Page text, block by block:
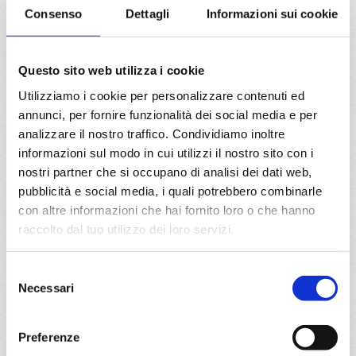
Consenso Dettagli Informazioni sui cookie
Questo sito web utilizza i cookie
Utilizziamo i cookie per personalizzare contenuti ed
annunci, per fornire funzionalità dei social media e per
analizzare il nostro traffico. Condividiamo inoltre
informazioni sul modo in cui utilizzi il nostro sito con i
nostri partner che si occupano di analisi dei dati web,
pubblicità e social media, i quali potrebbero combinarle
con altre informazioni che hai fornito loro o che hanno
raccolto dal tuo utilizzo dei loro servizi.
delNecessari
Preferenze
Caraibi 8 giorni
05/07/2027
€ 583
19/07/2027
€ 633
a partire da
€ 583
DETTAGLI
Lisbona, Madeira (funchal), Salvador de bahia, Ilheus, Rio